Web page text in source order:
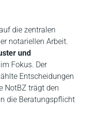
die zentralen
notariellen Arbeit.
und
Fokus. Der
Entscheidungen
NotBZ trägt den
die Beratungspflicht